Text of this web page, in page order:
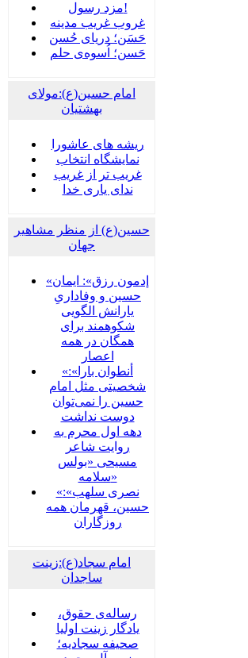
مزد رسول!
غروب غریب مدینه
حَسَن؛ دریای حُسن
حَسن؛ اُسوه‌ی حلم
امام حسین(ع):مولای
بهشتیان
ریشه های عاشورا
نمایشگاه انتخاب
غریب تر از غریب
ندای یاری خدا
حسین(ع) از منظر مشاهیر
جهان
«إدمون رزق»: ایمان
حسین و وفاداریِ
یارانش الگویی
شکوهمند برای
همگان در همه
اعصار
«أنطوان بارا»:
شخصیتی مثل امام
حسین را نمی‌توان
دوست نداشت
دهه اول محرم به
روایت شاعر
مسیحی «بولس
سلامه»
«نصری سلهب»:
حسین، قهرمان همه
روزگاران
امام سجاد(ع):زینت
ساجدان
رساله‌ی حقوق،
یادگار زینت اولیا
صحیفه سجادیه؛